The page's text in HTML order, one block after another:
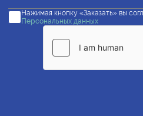
Нажимая кнопку «Заказать» вы
Персональных данных